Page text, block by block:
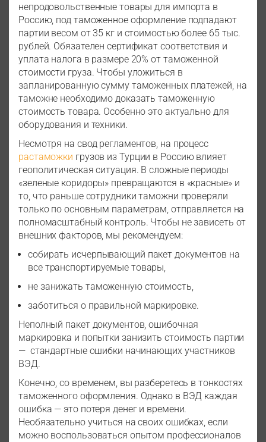
непродовольственные товары для импорта в
Россию, под таможенное оформление подпадают
партии весом от 35 кг и стоимостью более 65 тыс.
рублей. Обязателен сертификат соответствия и
уплата налога в размере 20% от таможенной
стоимости груза. Чтобы уложиться в
запланированную сумму таможенных платежей, на
таможне необходимо доказать таможенную
стоимость товара. Особенно это актуально для
оборудования и техники.
Несмотря на свод регламентов, на процесс
растаможки грузов из Турции в Россию влияет
геополитическая ситуация. В сложные периоды
«зеленые коридоры» превращаются в «красные» и
то, что раньше сотрудники таможни проверяли
только по основным параметрам, отправляется на
полномасштабный контроль. Чтобы не зависеть от
внешних факторов, мы рекомендуем:
собирать исчерпывающий пакет документов на
все транспортируемые товары,
не занижать таможенную стоимость,
заботиться о правильной маркировке.
Неполный пакет документов, ошибочная
маркировка и попытки занизить стоимость партии
— стандартные ошибки начинающих участников
ВЭД.
Конечно, со временем, вы разберетесь в тонкостях
таможенного оформления. Однако в ВЭД каждая
ошибка — это потеря денег и времени.
Необязательно учиться на своих ошибках, если
можно воспользоваться опытом профессионалов